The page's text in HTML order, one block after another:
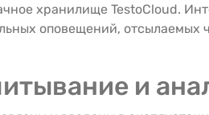
хранилище TestoCloud.
оповещений,
и